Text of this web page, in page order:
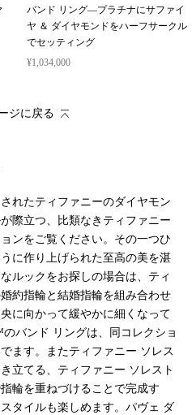
バンド リング—プラチナにサファイ
ヤ ＆ ダイヤモンドをハーフサークル
でセッティング
¥1,034,000
ジに戻る
れたティファニーのダイヤモン
際立つ、比類なきティファニー
ンをご覧ください。その一つひ
に作り上げられた至高の美を湛
ルックをお探しの場合は、ティ
約指輪と結婚指輪を組み合わせ
に向かって緩やかに細くなって
バンド リングは、同コレクショ
ます。またティファニー ソレス
立てる、ティファニー ソレスト
輪を重ねづけることで完成す
タイルも楽しめます。パヴェ ダ